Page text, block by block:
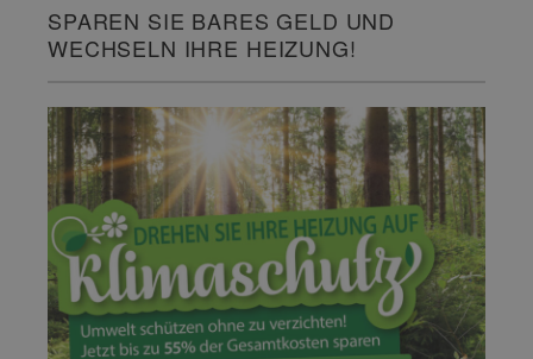
SPAREN SIE BARES GELD UND
WECHSELN IHRE HEIZUNG!